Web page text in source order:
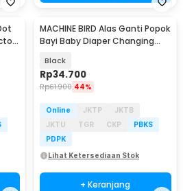
MACHINE BIRD Alas Ganti Popok
Bayi Baby Diaper Changing
Black
Rp34.700
Rp61.900 44%
Online JKTP
JKTB
JKTU
TGR CKP
PBKS
PDPK
Lihat Ketersediaan Stok
+ Keranjang